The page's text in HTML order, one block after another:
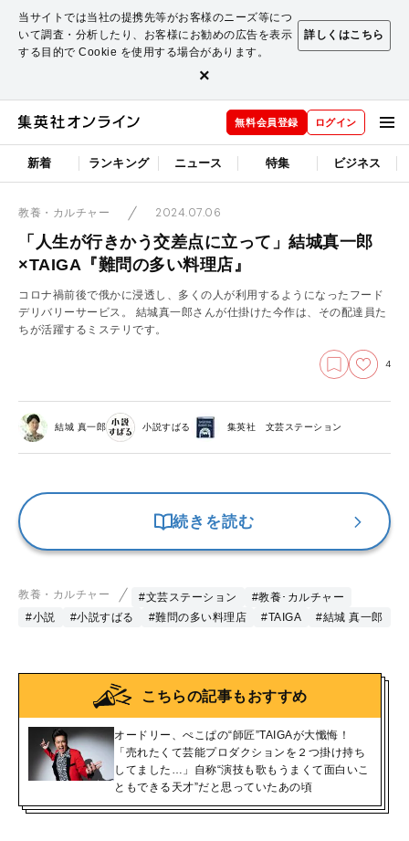
当サイトでは当社の提携先等がお客様のニーズ等につ
いて調査・分析したり、お客様にお勧めの広告を表示
する目的で Cookie を使用する場合があります。
詳しくはこちら
×
無料会員登録 ログイン
新着 ランキング ニュース 特集 ビジネス
教養・カルチャー 2024.07.06
「人生が行きかう交差点に立って」結城真一郎
×TAIGA『難問の多い料理店』
コロナ禍前後で俄かに浸透し、多くの人が利用するようになったフード
デリバリーサービス。 結城真一郎さんが仕掛けた今作は、その配達員た
ちが活躍するミステリです。
4
結城 真一郎 小説すばる 集英社 文芸ステーション
続きを読む
教養・カルチャー #文芸ステーション
#教養･カルチャー
#小説
#小説すばる #難問の多い料理店 #TAIGA #結城 真一郎
こちらの記事もおすすめ
オードリー、ぺこぱの“師匠”TAIGAが大懺悔！
「売れたくて芸能プロダクションを２つ掛け持ち
してました…」自称“演技も歌もうまくて面白いこ
ともできる天才”だと思っていたあの頃